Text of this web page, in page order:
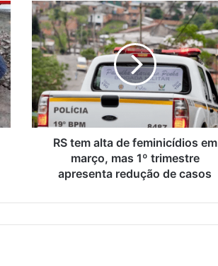
RS
tem
alta
de
feminicídios
em
março,
mas
1º
trimestre
apresenta
redução
RS tem alta de feminicídios em
março, mas 1º trimestre
apresenta redução de casos